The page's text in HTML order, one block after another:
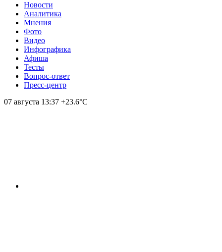
Новости
Аналитика
Мнения
Фото
Видео
Инфографика
Афиша
Тесты
Вопрос-ответ
Пресс-центр
07 августа 13:37 +23.6°С